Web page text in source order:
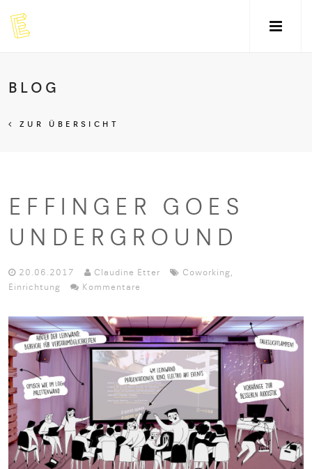
BLOG
ZUR ÜBERSICHT
EFFINGER GOES
UNDERGROUND
20.06.2017 Claudine Etter Coworking,
Einrichtung
Kommentare